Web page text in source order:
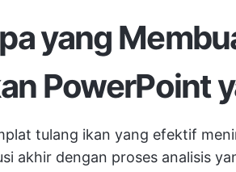
yang
PowerPoint
tulang ikan yang efektif
akhir dengan proses analisis